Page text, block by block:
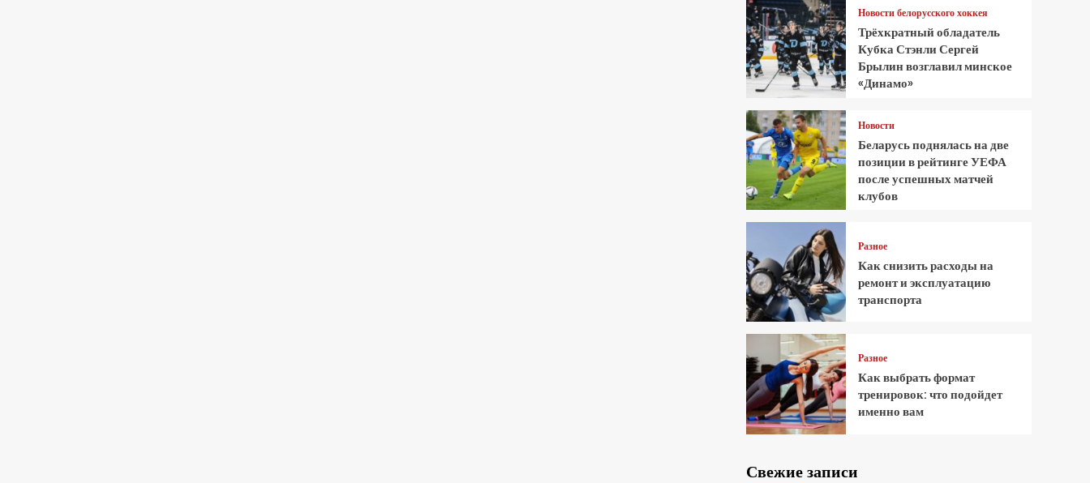
Новости белорусского хоккея
Трёхкратный обладатель
Кубка Стэнли Сергей
Брылин возглавил минское
«Динамо»
Новости
Беларусь поднялась на две
позиции в рейтинге УЕФА
после успешных матчей
клубов
Разное
Как снизить расходы на
ремонт и эксплуатацию
транспорта
Разное
Как выбрать формат
тренировок: что подойдет
именно вам
Свежие записи